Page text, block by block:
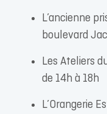
L’ancienne
boulevard
Les Ateliers
de 14h à 18h
L’Orangerie